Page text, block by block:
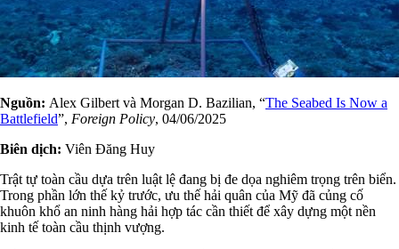
Nguồn: Alex Gilbert và Morgan D. Bazilian, “The Seabed Is Now a
Battlefield”, Foreign Policy, 04/06/2025
Biên dịch: Viên Đăng Huy
Trật tự toàn cầu dựa trên luật lệ đang bị đe dọa nghiêm trọng trên biển.
Trong phần lớn thế kỷ trước, ưu thế hải quân của Mỹ đã củng cố
khuôn khổ an ninh hàng hải hợp tác cần thiết để xây dựng một nền
kinh tế toàn cầu thịnh vượng.